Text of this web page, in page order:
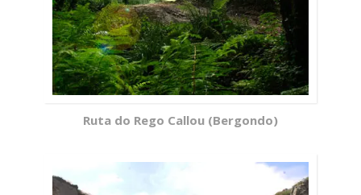
Ruta do Rego Callou (Bergondo)